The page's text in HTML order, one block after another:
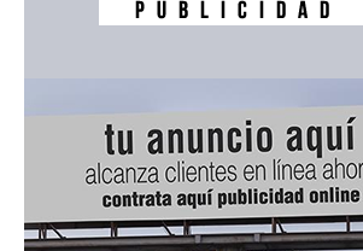
━ Planes